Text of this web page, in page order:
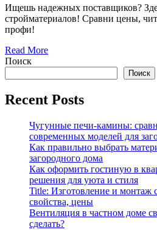
Ищешь надежных поставщиков?
стройматериалов! Сравни цены,
профи!
Read More
Поиск
Поиск
Recent Posts
Чугунные печи-камины:
современных моделей для
Как правильно выбрать
загородного дома
Как оформить гостиную в
решения для уюта и стиля
Title: Изготовление и монтаж
свойства, цены
Вентиляция в частном доме
сделать?